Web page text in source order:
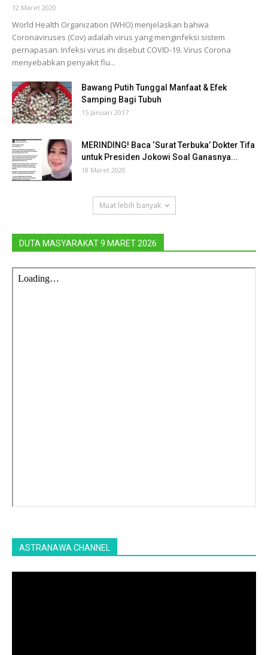
12 Maret 2020
World Health Organization (WHO) menjelaskan bahwa
Coronaviruses (Cov) adalah virus yang menginfeksi sistem
pernapasan. Infeksi virus ini disebut COVID-19. Virus Corona
menyebabkan penyakit flu...
Bawang Putih Tunggal Manfaat & Efek
Samping Bagi Tubuh
15 Januari 2017
MERINDING! Baca ‘Surat Terbuka’ Dokter Tifa
untuk Presiden Jokowi Soal Ganasnya...
18 Maret 2020
Muat lebih banyak
DUTA MASYARAKAT 9 MARET 2026
ASTRANAWA CHANNEL